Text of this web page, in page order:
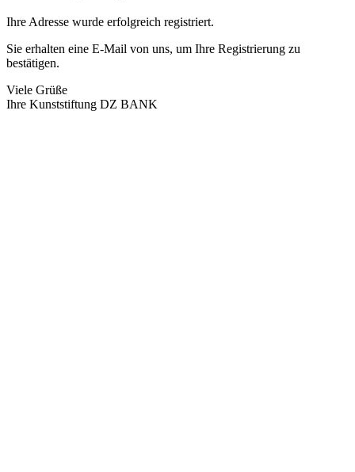
Ihre Adresse wurde erfolgreich registriert.
Sie erhalten eine E-Mail von uns, um Ihre Registrierung zu
bestätigen.
Viele Grüße
Ihre Kunststiftung DZ BANK